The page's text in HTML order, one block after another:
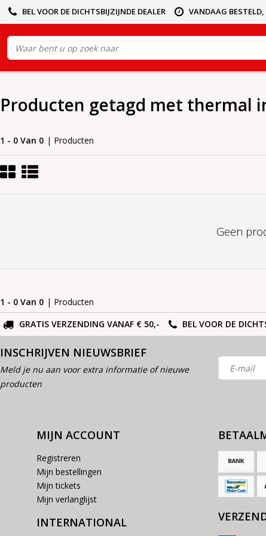
BEL VOOR DE DICHTSBIJZIJNDE DEALER VANDAAG
Producten getagd met thermal
1 - 0 Van 0 | Producten
Geen
1 - 0 Van 0 | Producten
GRATIS VERZENDING VANAF € 50,-
BEL VOOR DE
INSCHRIJVEN NIEUWSBRIEF
Meld je nu aan voor extra informatie of nieuwe
producten
MIJN ACCOUNT
Registreren
Mijn bestellingen
Mijn tickets
Mijn verlanglijst
INTERNATIONAL